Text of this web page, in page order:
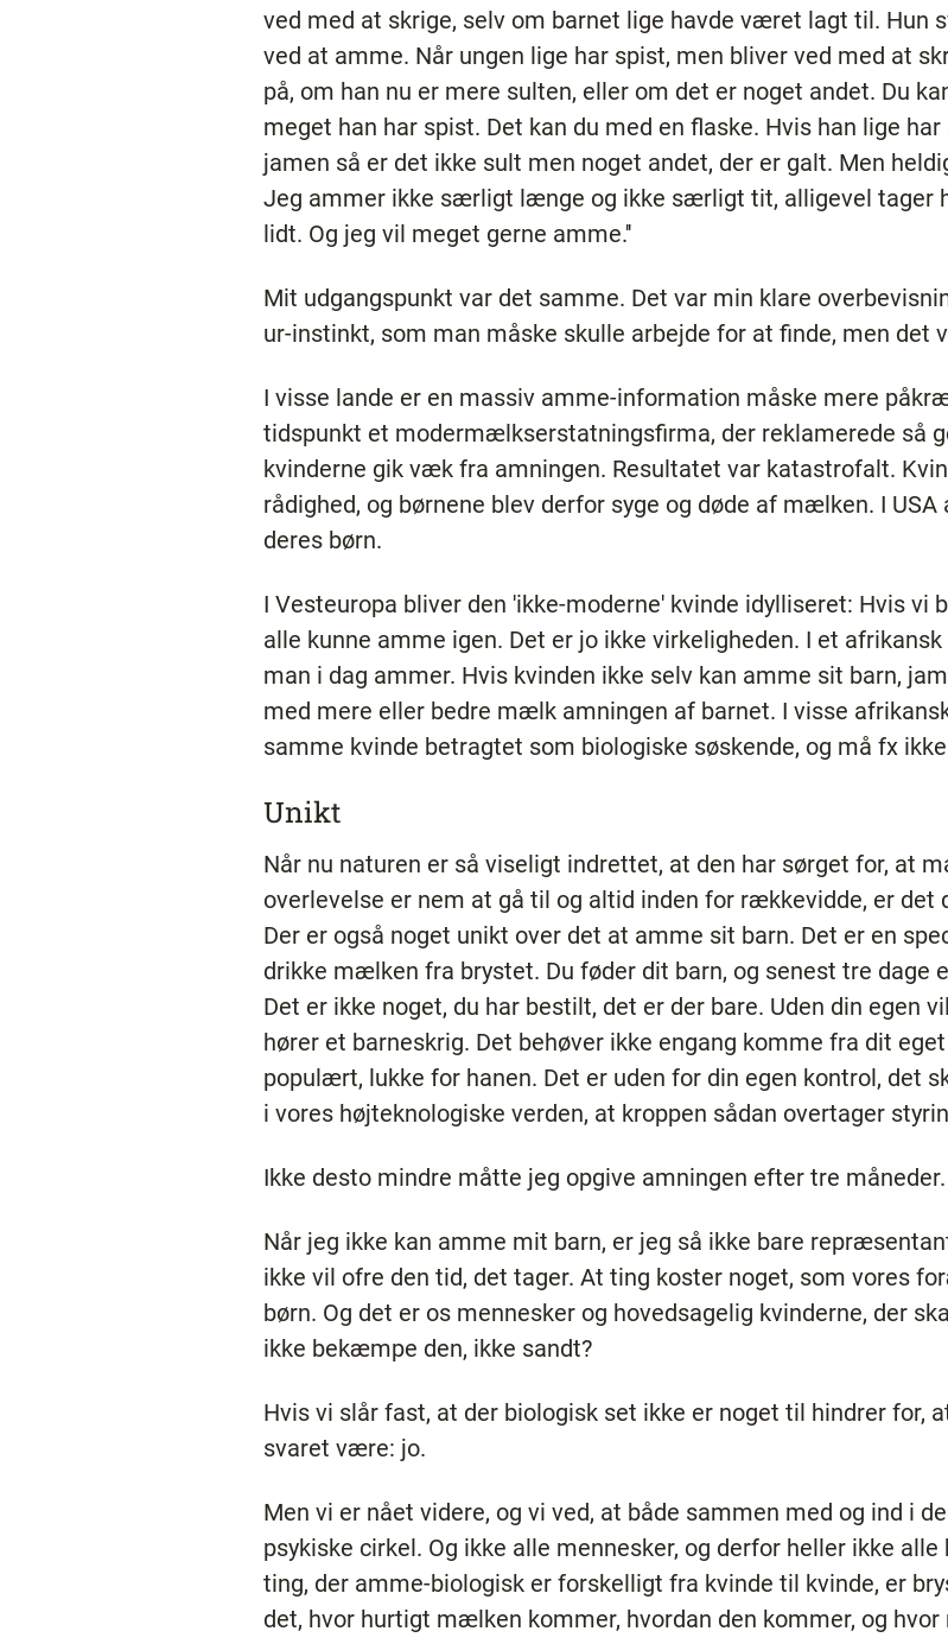
ved med at skrige, selv om barnet lige havde været lagt til. Hun
ved at amme. Når ungen lige har spist, men bliver ved med at
på, om han nu er mere sulten, eller om det er noget andet. Du
meget han har spist. Det kan du med en flaske. Hvis han lige
jamen så er det ikke sult men noget andet, der er galt. Men
Jeg ammer ikke særligt længe og ikke særligt tit, alligevel tager
lidt. Og jeg vil meget gerne amme.''
Mit udgangspunkt var det samme. Det var min klare
ur-instinkt, som man måske skulle arbejde for at finde, men det
I visse lande er en massiv amme-information måske mere
tidspunkt et modermælkserstatningsfirma, der reklamerede så
kvinderne gik væk fra amningen. Resultatet var katastrofalt.
rådighed, og børnene blev derfor syge og døde af mælken. I
deres børn.
I Vesteuropa bliver den 'ikke-moderne' kvinde idylliseret: Hvis vi
alle kunne amme igen. Det er jo ikke virkeligheden. I et
man i dag ammer. Hvis kvinden ikke selv kan amme sit barn,
med mere eller bedre mælk amningen af barnet. I visse
samme kvinde betragtet som biologiske søskende, og må fx
Unikt
Når nu naturen er så viseligt indrettet, at den har sørget for, at
overlevelse er nem at gå til og altid inden for rækkevidde, er det
Der er også noget unikt over det at amme sit barn. Det er en
drikke mælken fra brystet. Du føder dit barn, og senest tre
Det er ikke noget, du har bestilt, det er der bare. Uden din egen
hører et barneskrig. Det behøver ikke engang komme fra dit
populært, lukke for hanen. Det er uden for din egen kontrol, det
i vores højteknologiske verden, at kroppen sådan overtager
Ikke desto mindre måtte jeg opgive amningen efter tre måneder.
Når jeg ikke kan amme mit barn, er jeg så ikke bare
ikke vil ofre den tid, det tager. At ting koster noget, som vores
børn. Og det er os mennesker og hovedsagelig kvinderne, der
ikke bekæmpe den, ikke sandt?
Hvis vi slår fast, at der biologisk set ikke er noget til hindrer for,
svaret være: jo.
Men vi er nået videre, og vi ved, at både sammen med og ind i
psykiske cirkel. Og ikke alle mennesker, og derfor heller ikke alle
ting, der amme-biologisk er forskelligt fra kvinde til kvinde, er
det, hvor hurtigt mælken kommer, hvordan den kommer, og